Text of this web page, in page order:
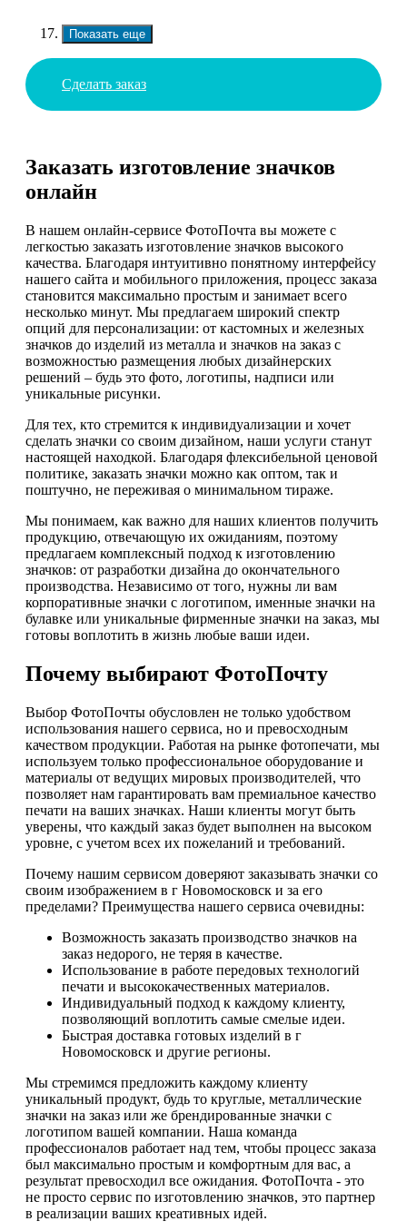
Показать еще
Сделать заказ
Заказать изготовление значков
онлайн
В нашем онлайн-сервисе ФотоПочта вы можете с
легкостью заказать изготовление значков высокого
качества. Благодаря интуитивно понятному интерфейсу
нашего сайта и мобильного приложения, процесс заказа
становится максимально простым и занимает всего
несколько минут. Мы предлагаем широкий спектр
опций для персонализации: от кастомных и железных
значков до изделий из металла и значков на заказ с
возможностью размещения любых дизайнерских
решений – будь это фото, логотипы, надписи или
уникальные рисунки.
Для тех, кто стремится к индивидуализации и хочет
сделать значки со своим дизайном, наши услуги станут
настоящей находкой. Благодаря флексибельной ценовой
политике, заказать значки можно как оптом, так и
поштучно, не переживая о минимальном тираже.
Мы понимаем, как важно для наших клиентов получить
продукцию, отвечающую их ожиданиям, поэтому
предлагаем комплексный подход к изготовлению
значков: от разработки дизайна до окончательного
производства. Независимо от того, нужны ли вам
корпоративные значки с логотипом, именные значки на
булавке или уникальные фирменные значки на заказ, мы
готовы воплотить в жизнь любые ваши идеи.
Почему выбирают ФотоПочту
Выбор ФотоПочты обусловлен не только удобством
использования нашего сервиса, но и превосходным
качеством продукции. Работая на рынке фотопечати, мы
используем только профессиональное оборудование и
материалы от ведущих мировых производителей, что
позволяет нам гарантировать вам премиальное качество
печати на ваших значках. Наши клиенты могут быть
уверены, что каждый заказ будет выполнен на высоком
уровне, с учетом всех их пожеланий и требований.
Почему нашим сервисом доверяют заказывать значки со
своим изображением в г Новомосковск и за его
пределами? Преимущества нашего сервиса очевидны:
Возможность заказать производство значков на
заказ недорого, не теряя в качестве.
Использование в работе передовых технологий
печати и высококачественных материалов.
Индивидуальный подход к каждому клиенту,
позволяющий воплотить самые смелые идеи.
Быстрая доставка готовых изделий в г
Новомосковск и другие регионы.
Мы стремимся предложить каждому клиенту
уникальный продукт, будь то круглые, металлические
значки на заказ или же брендированные значки с
логотипом вашей компании. Наша команда
профессионалов работает над тем, чтобы процесс заказа
был максимально простым и комфортным для вас, а
результат превосходил все ожидания. ФотоПочта - это
не просто сервис по изготовлению значков, это партнер
в реализации ваших креативных идей.